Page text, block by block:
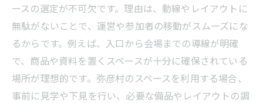
ースの選定が不可欠です。理由は、動線やレイアウトに
無駄がないことで、運営や参加者の移動がスムーズにな
るからです。例えば、入口から会場までの導線が明確
で、商品や資料を置くスペースが十分に確保されている
場所が理想的です。弥彦村のスペースを利用する場合、
事前に見学や下見を行い、必要な備品やレイアウトの調